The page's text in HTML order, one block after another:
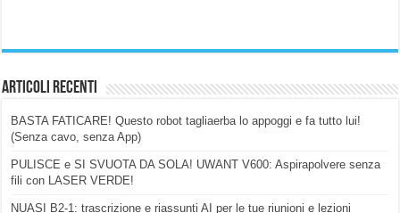
Articoli Recenti
BASTA FATICARE! Questo robot tagliaerba lo appoggi e fa tutto lui!
(Senza cavo, senza App)
PULISCE e SI SVUOTA DA SOLA! UWANT V600: Aspirapolvere senza
fili con LASER VERDE!
NUASI B2-1: trascrizione e riassunti AI per le tue riunioni e lezioni